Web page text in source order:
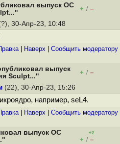
выпуск ОС
+ / –
30-Апр-23, 10:48
| Наверх Cообщить модератору
выпуск
Sculpt..."
+ / –
(22), 30-Апр-23, 15:26
например, seL4.
| Наверх Cообщить модератору
выпуск ОС
+2
+ / –